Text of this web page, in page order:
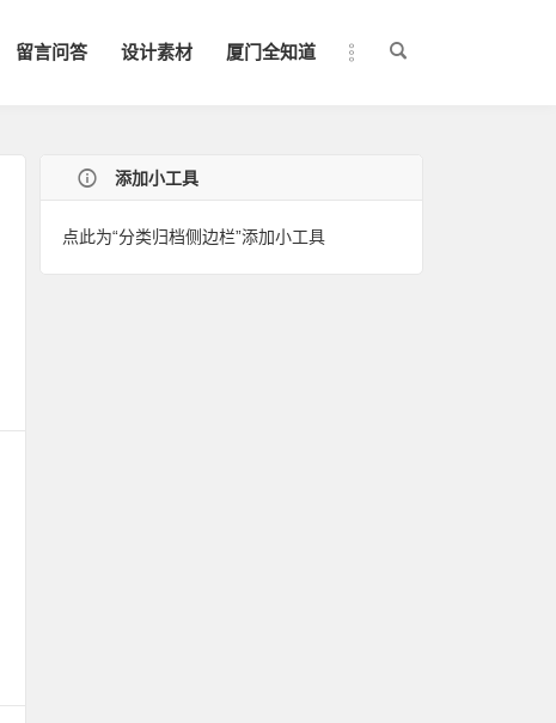
留言问答 设计素材 厦门全知道
添加小工具
点此为“分类归档侧边栏”添加小工具